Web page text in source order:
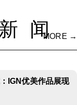
闻
MORE →
IGN优美作品展现